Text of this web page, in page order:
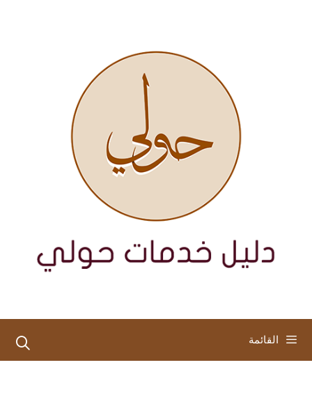
القائمة